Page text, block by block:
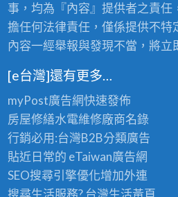
事，均為『內容』提供者之責任
擔任何法律責任，僅係提供不特
內容一經舉報與發現不當，將立
[e台灣]還有更多…
myPost廣告網快速發佈
房屋修繕水電維修廠商名錄
行銷必用:台灣B2B分類廣告
貼近日常的 eTaiwan廣告網
SEO搜尋引擎優化增加外連
搜尋生活服務? 台灣生活黃頁